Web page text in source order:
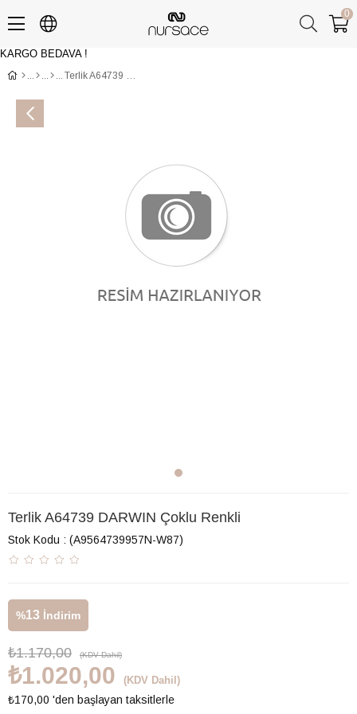
KARGO BEDAVA !
0
Terlik A64739 DARWIN Çoklu Renkli
Terlik A64739 DARWIN Çoklu Renkli
Stok Kodu (A9564739957N-W87)
%13 İndirim
₺1.170,00 (KDV Dahil)
₺1.020,00 (KDV Dahil)
₺170,00 'den başlayan taksitlerle